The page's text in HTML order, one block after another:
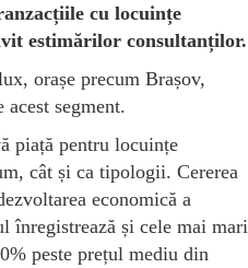
cu locuințe
estimărilor consultanților.
orașe precum Brașov,
segment.
piață pentru locuințe
cât și ca tipologii. Cererea
economică a
înregistrează și cele mai mari
peste prețul mediu din